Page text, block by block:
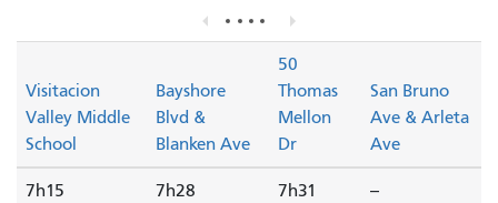
Visitacion
Valley Middle
School
Bayshore
Blvd &
Blanken Ave
50
Thomas
Mellon
Dr
San Bruno
Ave & Arleta
Ave
7h15 7h28 7h31 --